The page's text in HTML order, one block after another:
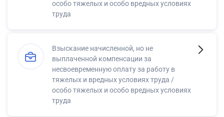
особо тяжелых и особо вредных условиях
труда
Взыскание начисленной, но не
выплаченной компенсации за
несвоевременную оплату за работу в
тяжелых и вредных условиях труда /
особо тяжелых и особо вредных условиях
труда